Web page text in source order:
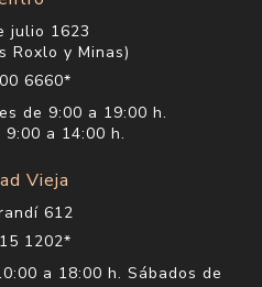
Limas de Uñas Curvas
para Bebe Genial 3
$U 114